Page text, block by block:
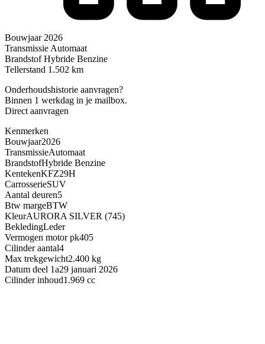
Bouwjaar 2026
TransmissieAutomaat
Brandstof Hybride Benzine
Tellerstand 1.502 km
Onderhoudshistorie aanvragen?
Binnen 1 werkdag in je mailbox.
Direct aanvragen
Kenmerken
Bouwjaar2026
TransmissieAutomaat
BrandstofHybride Benzine
KentekenKFZ29H
CarrosserieSUV
Aantal deuren5
Btw margeBTW
KleurAURORA SILVER (745)
BekledingLeder
Vermogen motor pk405
Cilinder aantal4
Max trekgewicht2.400 kg
Datum deel 1a29 januari 2026
Cilinder inhoud1.969 cc